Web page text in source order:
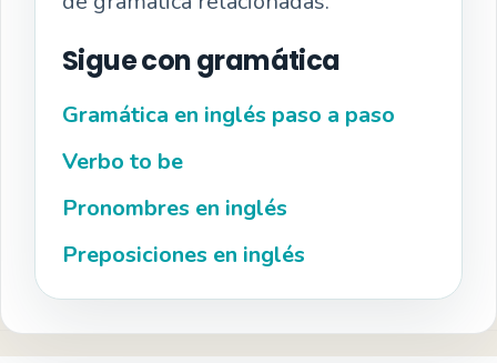
Sigue con gramática
Gramática en inglés paso a paso
Verbo to be
Pronombres en inglés
Preposiciones en inglés